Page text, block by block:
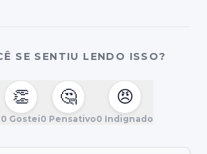
SE SENTIU LENDO ISSO?
👏
0 Gostei
🤔
0 Pensativo
😠
0 Indignado